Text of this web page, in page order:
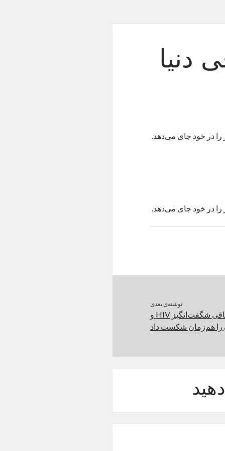
دنیا
نوشته‌ی بعدی
مرد کالیفرنیایی در اتفاقی شگفت‌انگیز HIV و
هم‌زمان شکست داد